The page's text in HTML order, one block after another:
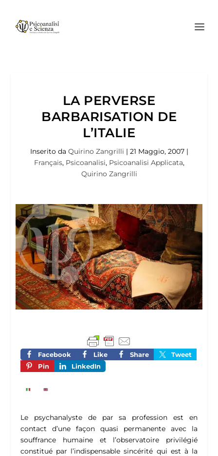
LA PERVERSE
BARBARISATION DE
L’ITALIE
Inserito da Quirino Zangrilli | 21 Maggio, 2007|
Français, Psicoanalisi, Psicoanalisi Applicata,
Quirino Zangrilli
Facebook Like Share
Tweet
Pin
LinkedIn
Le psychanalyste de par sa profession est en
contact d’une façon quasi permanente avec la
souffrance humaine et l’observatoire privilégié
constitué par l’indispensable sincérité qui est à la